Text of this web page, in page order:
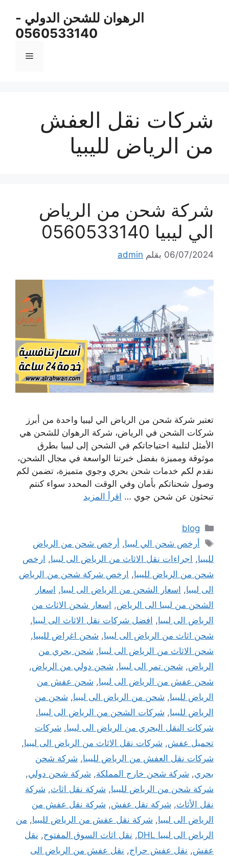
الرهوان للشحن الدولي -
0560533140
القائمة
شركات نقل العفش
من الرياض لليبيا
شركة شحن من الرياض
الي ليبيا 0560533140
06/07/2024 بقلم admin
تعتبر شركة شحن من الرياض الي ليبيا واحدة من أبرز
شركات الشحن في الرياض، شركة الرهوان للشحن هي
الأمثل لتلبية احتياجاتكم في الشحن إلى ليبيا بطرق
موثوقة ومميزة بفضل خبرتنا الواسعة في مجال الشحن،
نقدم لكم خدمات شحن بحري وجوي متميزة، تضمن لكم
وصول شحناتكم بأمان وفي الوقت المحدد سواء كنتم
تبحثون عن شحن جوي … اقرأ المزيد
التصنيفات
blog
الوسوم
أرخص شحن الي ليبيا, أرخص شحن من الرياض
لليبيا, اجراءات نقل الاثاث من الرياض الى ليبيا, ارخص
شحن من الرياض لليبيا, ارخص شركة شحن من الرياض
الى ليبيا, اسعار الشحن من الرياض الى ليبيا, اسعار
الشحن من ليبيا الى الرياض, اسعار شحن الاثاث من
الرياض الى ليبيا, افضل شركات نقل الاثاث الى ليبيا,
شحن اثاث من الرياض الى ليبيا, شحن اغراض لليبيا,
شحن الاثاث من الرياض الى ليبيا, شحن بحري من
الرياض, شحن تمر الى ليبيا, شحن دولي من الرياض,
شحن عفش من الرياض الى ليبيا, شحن عفش من
الرياض لليبيا, شحن من الرياض الى ليبيا, شحن من
الرياض لليبيا, شركات الشحن من الرياض الى ليبيا,
شركات النقل البحري من الرياض الى ليبيا, شركات
تحميل عفش, شركات نقل الاثاث من الرياض الى ليبيا,
شركات نقل العفش من الرياض لليبيا, شركة شحن
بحري, شركة شحن خارج المملكة, شركة شحن دولي,
شركة شحن من الرياض لليبيا, شركة نقل اثاث, شركة
نقل الأثاث, شركة نقل عفش, شركة نقل عفش من
الرياض الى ليبيا, شركة نقل عفش من الرياض لليبيا, من
الرياض الى ليبيا DHL
, نقل اثاث السوق المفتوح, نقل
عفش, نقل عفش حراج, نقل عفش من الرياض الى